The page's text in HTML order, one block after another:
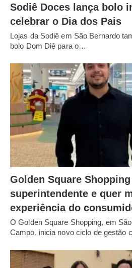
Sodiê Doces lança bolo
celebrar o Dia dos Pais
Lojas da Sodiê em São Bernardo
bolo Dom Diê para o…
Golden Square
superintendente e quer
experiência do
O Golden Square Shopping, em
Campo, inicia novo ciclo de gestão